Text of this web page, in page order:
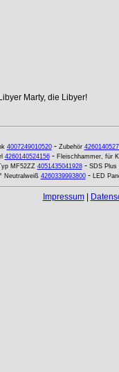
Marty, die Libyer!
4007249010520- Zubehör
4260140524156- Fleischhammer, für
MF52ZZ 4051435041928- SDS Plus
Neutralweiß 4260339993800- LED
Impressum|